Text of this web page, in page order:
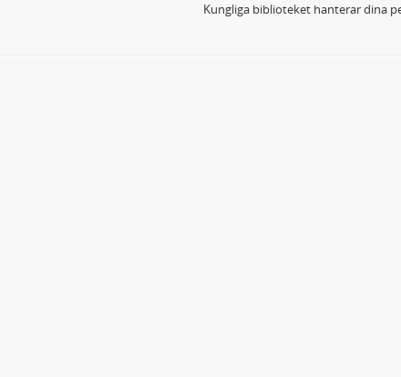
Kungliga biblioteket hanterar dina